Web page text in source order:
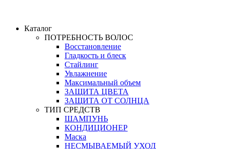
Каталог
ПОТРЕБНОСТЬ ВОЛОС
Восстановление
Гладкость и блеск
Стайлинг
Увлажнение
Максимальный объем
ЗАЩИТА ЦВЕТА
ЗАЩИТА ОТ СОЛНЦА
ТИП СРЕДСТВ
ШАМПУНЬ
КОНДИЦИОНЕР
Маска
НЕСМЫВАЕМЫЙ УХОД